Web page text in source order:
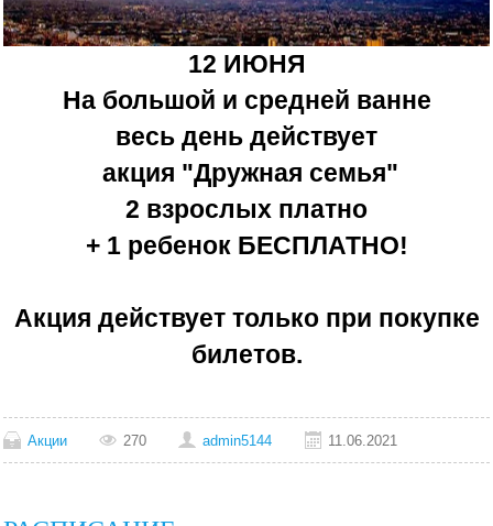
12 ИЮНЯ
На большой и средней ванне
весь день действует
акция "Дружная семья"
2 взрослых платно
+ 1 ребенок БЕСПЛАТНО!
Акция действует только при покупке
билетов.
Акции 270 admin5144 11.06.2021